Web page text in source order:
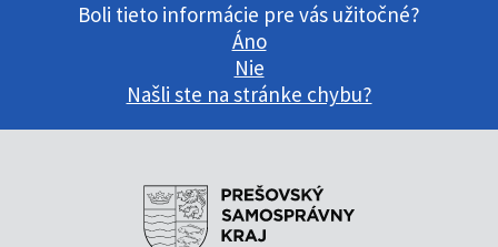
Boli tieto informácie pre vás užitočné?
Áno
Nie
Našli ste na stránke chybu?